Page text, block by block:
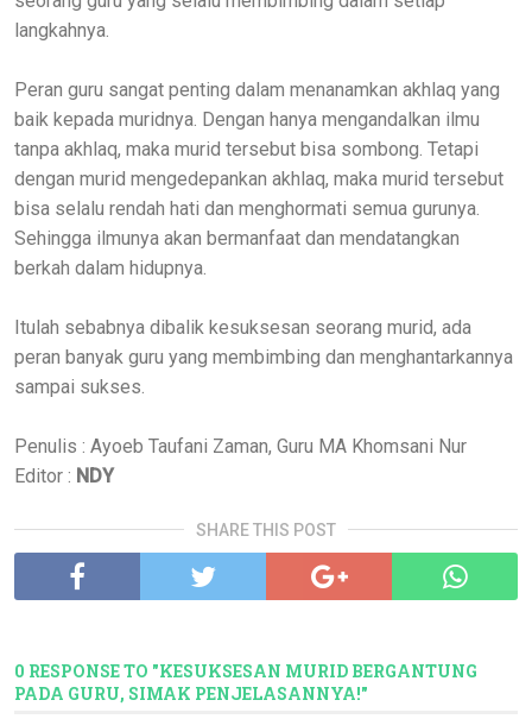
langkahnya.
Peran guru sangat penting dalam menanamkan akhlaq yang
baik kepada muridnya. Dengan hanya mengandalkan ilmu
tanpa akhlaq, maka murid tersebut bisa sombong. Tetapi
dengan murid mengedepankan akhlaq, maka murid tersebut
bisa selalu rendah hati dan menghormati semua gurunya.
Sehingga ilmunya akan bermanfaat dan mendatangkan
berkah dalam hidupnya.
Itulah sebabnya dibalik kesuksesan seorang murid, ada
peran banyak guru yang membimbing dan menghantarkannya
sampai sukses.
Penulis : Ayoeb Taufani Zaman, Guru MA Khomsani Nur
Editor : NDY
SHARE THIS POST
0 RESPONSE TO "KESUKSESAN MURID BERGANTUNG
PADA GURU, SIMAK PENJELASANNYA!"